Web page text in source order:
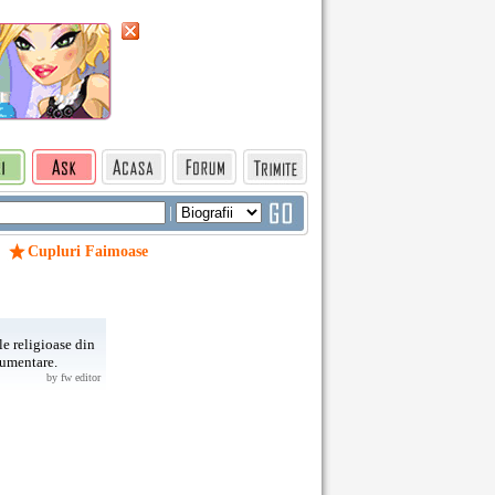
|
Cupluri Faimoase
religioase din
by fw editor